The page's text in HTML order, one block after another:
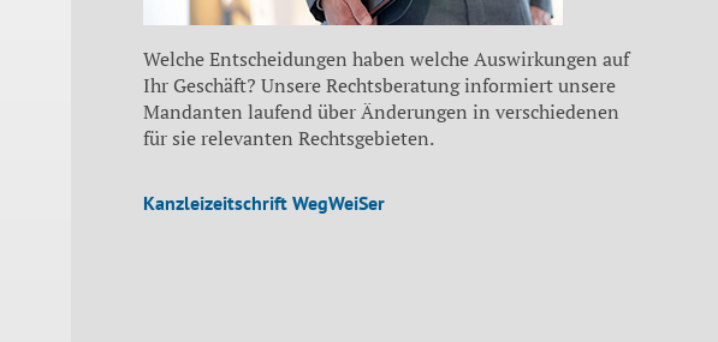
Welche Entscheidungen haben welche Auswirkungen auf
Ihr Geschäft? Unsere Rechtsberatung informiert unsere
Mandanten laufend über Änderungen in verschiedenen
für sie relevanten Rechtsgebieten.
Kanzleizeitschrift WegWeiSer